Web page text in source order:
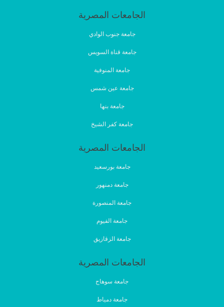
الجامعات المصرية
جامعة جنوب الوادي
جامعة قناة السويس
جامعة المنوفية
جامعة عين شمس
جامعة بنها
جامعة كفر الشيخ
الجامعات المصرية
جامعة بورسعيد
جامعة دمنهور
جامعة المنصورة
جامعة الفيوم
جامعة الزقازيق
الجامعات المصرية
جامعة سوهاج
جامعة دمياط